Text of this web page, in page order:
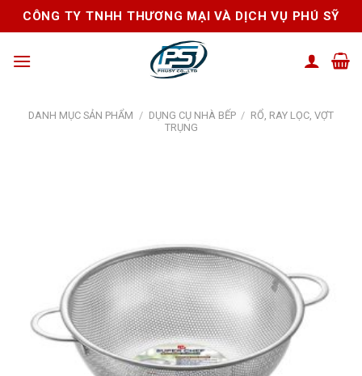
Skip
to
CÔNG TY TNHH THƯƠNG MẠI VÀ DỊCH VỤ PHÚ SỸ
DANH MỤC SẢN PHẨM / DỤNG CỤ NHÀ BẾP / RỔ, RAY LỌC, VỢT
TRỤNG